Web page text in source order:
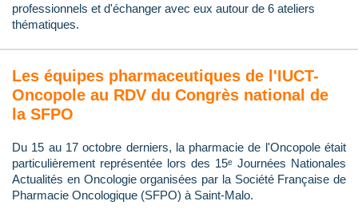
professionnels et d'échanger avec eux autour de 6 ateliers
thématiques.
Les équipes pharmaceutiques de l'IUCT-
Oncopole au RDV du Congrès national de
la SFPO
Du 15 au 17 octobre derniers, la pharmacie de l'Oncopole était
particulièrement représentée lors des 15ᵉ Journées Nationales
Actualités en Oncologie organisées par la Société Française de
Pharmacie Oncologique (SFPO) à Saint-Malo.